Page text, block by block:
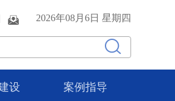
2026年08月6日 星期四
设
案例指导